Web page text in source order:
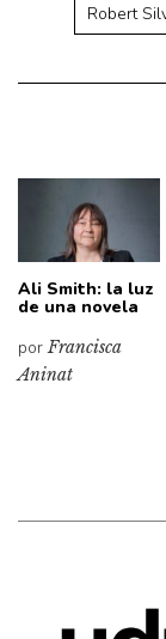
Robert
Ali Smith: la luz
de una novela
porFrancisca
Aninat